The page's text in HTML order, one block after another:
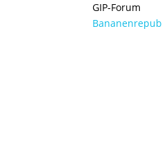
GIP-Forum